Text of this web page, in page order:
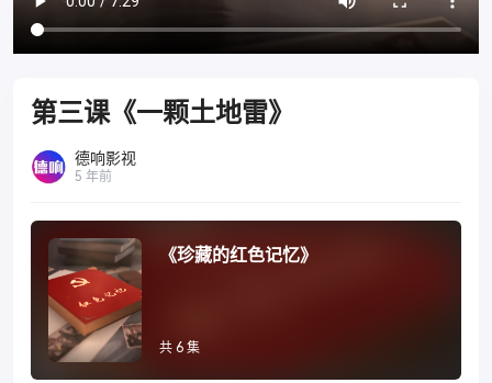
第三课《一颗土地雷》
德响影视
5 年前
《珍藏的红色记忆》
共 6 集